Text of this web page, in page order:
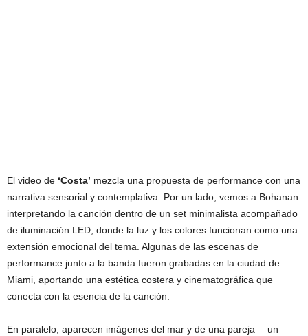
El video de ‘Costa’ mezcla una propuesta de performance con una
narrativa sensorial y contemplativa. Por un lado, vemos a Bohanan
interpretando la canción dentro de un set minimalista acompañado
de iluminación LED, donde la luz y los colores funcionan como una
extensión emocional del tema. Algunas de las escenas de
performance junto a la banda fueron grabadas en la ciudad de
Miami, aportando una estética costera y cinematográfica que
conecta con la esencia de la canción.
En paralelo, aparecen imágenes del mar y de una pareja —un